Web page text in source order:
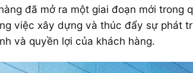
đã mở ra một giai đoạn mới trong
việc xây dựng và thúc đẩy sự phát
và quyền lợi của khách hàng.